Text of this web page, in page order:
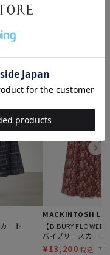
見ています
ート
MACKINTOSH
【BIBURY FLOWER
バイブリースカート
¥13,200 税込